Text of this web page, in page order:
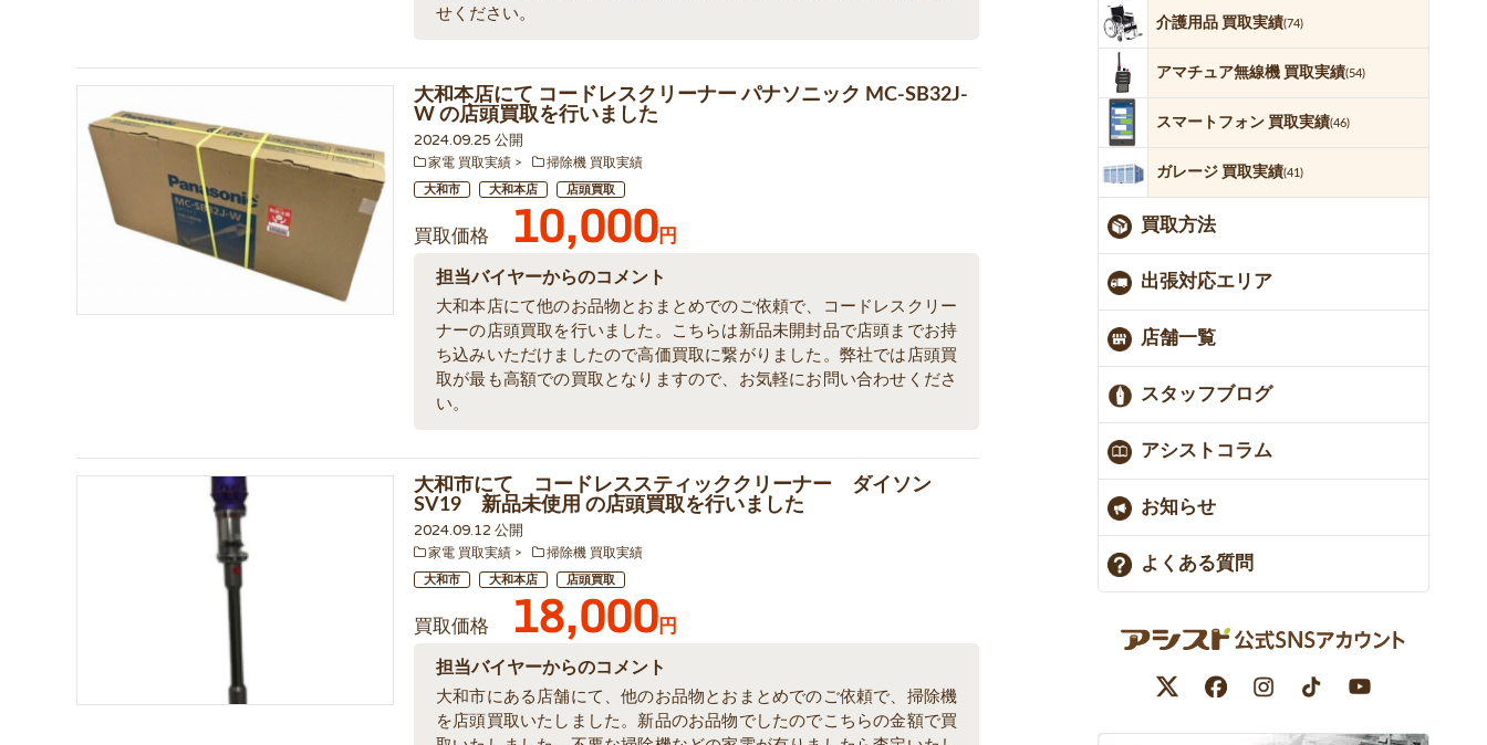
せください。
大和本店にて コードレスクリーナー パナソニック MC-SB32J-
W の店頭買取を行いました
2024.09.25 公開
家電 買取実績 掃除機 買取実績
大和市 大和本店 店頭買取
買取価格 10,000円
担当バイヤーからのコメント
大和本店にて他のお品物とおまとめでのご依頼で、コードレスクリー
ナーの店頭買取を行いました。こちらは新品未開封品で店頭までお持
ち込みいただけましたので高価買取に繋がりました。弊社では店頭買
取が最も高額での買取となりますので、お気軽にお問い合わせくださ
い。
大和市にて コードレススティッククリーナー ダイソン
SV19 新品未使用 の店頭買取を行いました
2024.09.12 公開
家電 買取実績 掃除機 買取実績
大和市 大和本店 店頭買取
買取価格 18,000円
担当バイヤーからのコメント
大和市にある店舗にて、他のお品物とおまとめでのご依頼で、掃除機
を店頭買取いたしました。新品のお品物でしたのでこちらの金額で買
介護用品 買取実績(74)
アマチュア無線機 買取実績(54)
スマートフォン 買取実績(46)
ガレージ 買取実績(41)
買取方法
出張対応エリア
店舗一覧
スタッフブログ
アシストコラム
お知らせ
よくある質問